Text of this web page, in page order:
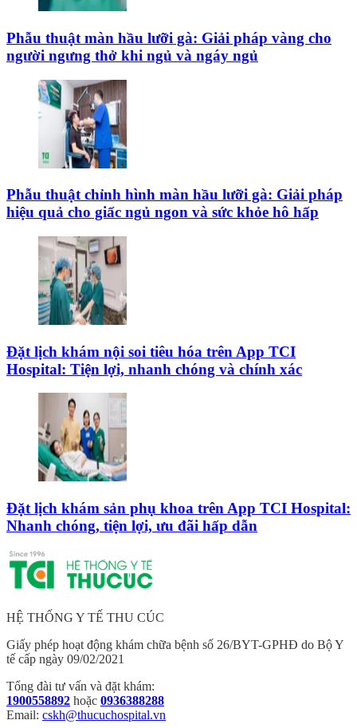
Phẫu thuật màn hầu lưỡi gà: Giải pháp vàng cho
người ngưng thở khi ngủ và ngáy ngủ
Phẫu thuật chỉnh hình màn hầu lưỡi gà: Giải pháp
hiệu quả cho giấc ngủ ngon và sức khỏe hô hấp
Đặt lịch khám nội soi tiêu hóa trên App TCI
Hospital: Tiện lợi, nhanh chóng và chính xác
Đặt lịch khám sản phụ khoa trên App TCI Hospital:
Nhanh chóng, tiện lợi, ưu đãi hấp dẫn
HỆ THỐNG Y TẾ THU CÚC
Giấy phép hoạt động khám chữa bệnh số 26/BYT-GPHĐ do Bộ Y
tế cấp ngày 09/02/2021
Tổng đài tư vấn và đặt khám:
1900558892 hoặc 0936388288
Email: cskh@thucuchospital.vn